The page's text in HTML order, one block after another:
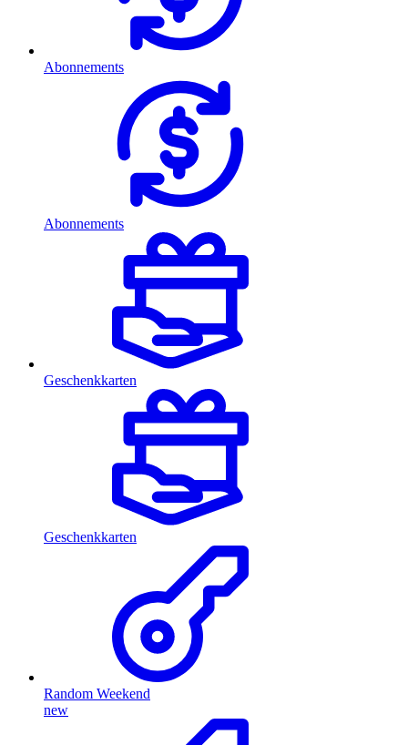
Abonnements
Abonnements
Geschenkkarten
Geschenkkarten
Random Weekend
new